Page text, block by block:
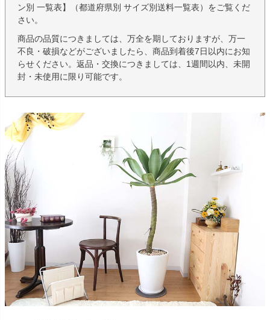
ン別 一覧表】（都道府県別 サイズ別送料一覧表）をご覧くだ
さい。
商品の品質につきましては、万全を期しておりますが、万一
不良・破損などがございましたら、商品到着後7日以内にお知
らせください。返品・交換につきましては、1週間以内、未開
封・未使用に限り可能です。